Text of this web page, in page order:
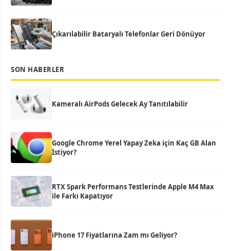
Çıkarılabilir Bataryalı Telefonlar Geri Dönüyor
SON HABERLER
Kameralı AirPods Gelecek Ay Tanıtılabilir
Google Chrome Yerel Yapay Zeka için Kaç GB Alan
İstiyor?
RTX Spark Performans Testlerinde Apple M4 Max
ile Farkı Kapatıyor
iPhone 17 Fiyatlarına Zam mı Geliyor?